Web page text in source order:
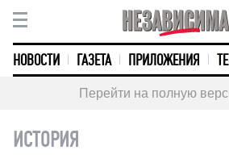
НОВОСТИ ГАЗЕТА ПРИЛОЖЕНИЯ
Перейти на полную
ИСТОРИЯ